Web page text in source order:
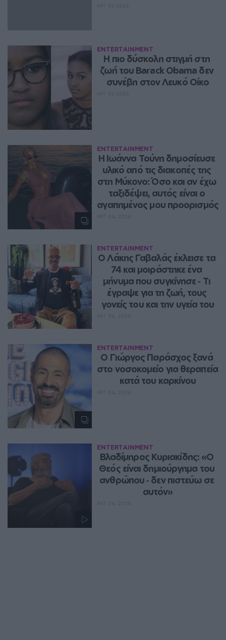
ENTERTAINMENT
Η πιο δύσκολη στιγμή στη
ζωή του Barack Obama δεν
συνέβη στον Λευκό Οίκο
ENTERTAINMENT
Η Ιωάννα Τούνη δημοσίευσε
υλικό από τις διακοπές της
στη Μύκονο: Όσο και αν έχω
ταξιδέψει, αυτός είναι ο
αγαπημένος μου προορισμός
ENTERTAINMENT
Ο Λάκης Γαβαλάς έκλεισε τα
74 και μοιράστηκε ένα
μήνυμα που συγκίνησε ‑ Τι
έγραψε για τη ζωή, τους
γονείς του και την υγεία του
ENTERTAINMENT
O Γιώργος Παράσχος ξανά
στο νοσοκομείο για θεραπεία
κατά του καρκίνου
ENTERTAINMENT
Βλαδίμηρος Κυριακίδης: «Ο
Θεός είναι δημιούργημα του
ανθρώπου ‑ δεν πιστεύω σε
αυτόν»